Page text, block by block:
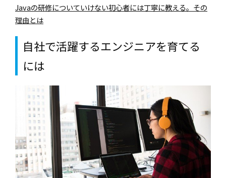
Javaの研修についていけない初心者には丁寧に教える。その
理由とは
自社で活躍するエンジニアを育てる
には